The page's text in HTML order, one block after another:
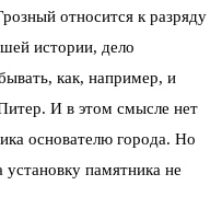
относится к разряду
истории, дело
как, например, и
И в этом смысле нет
основателю города. Но
памятника не